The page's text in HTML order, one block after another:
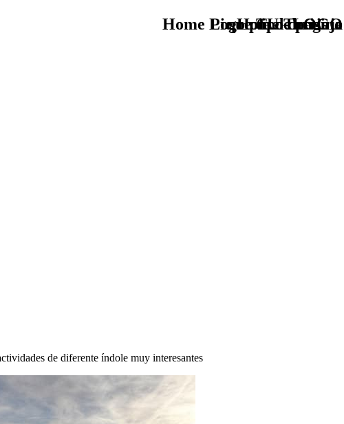
TU - LOGO
de diferente índole muy interesantes
que tipo de viaje
Home Logo pie de página
Pie Home Turismo